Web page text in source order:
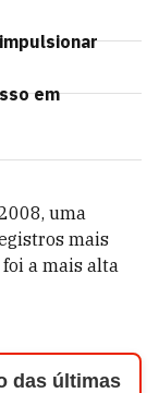
em
uma
mais
a mais alta
das últimas